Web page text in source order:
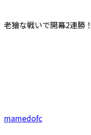
老獪な戦いで開幕2連勝
mamedofc